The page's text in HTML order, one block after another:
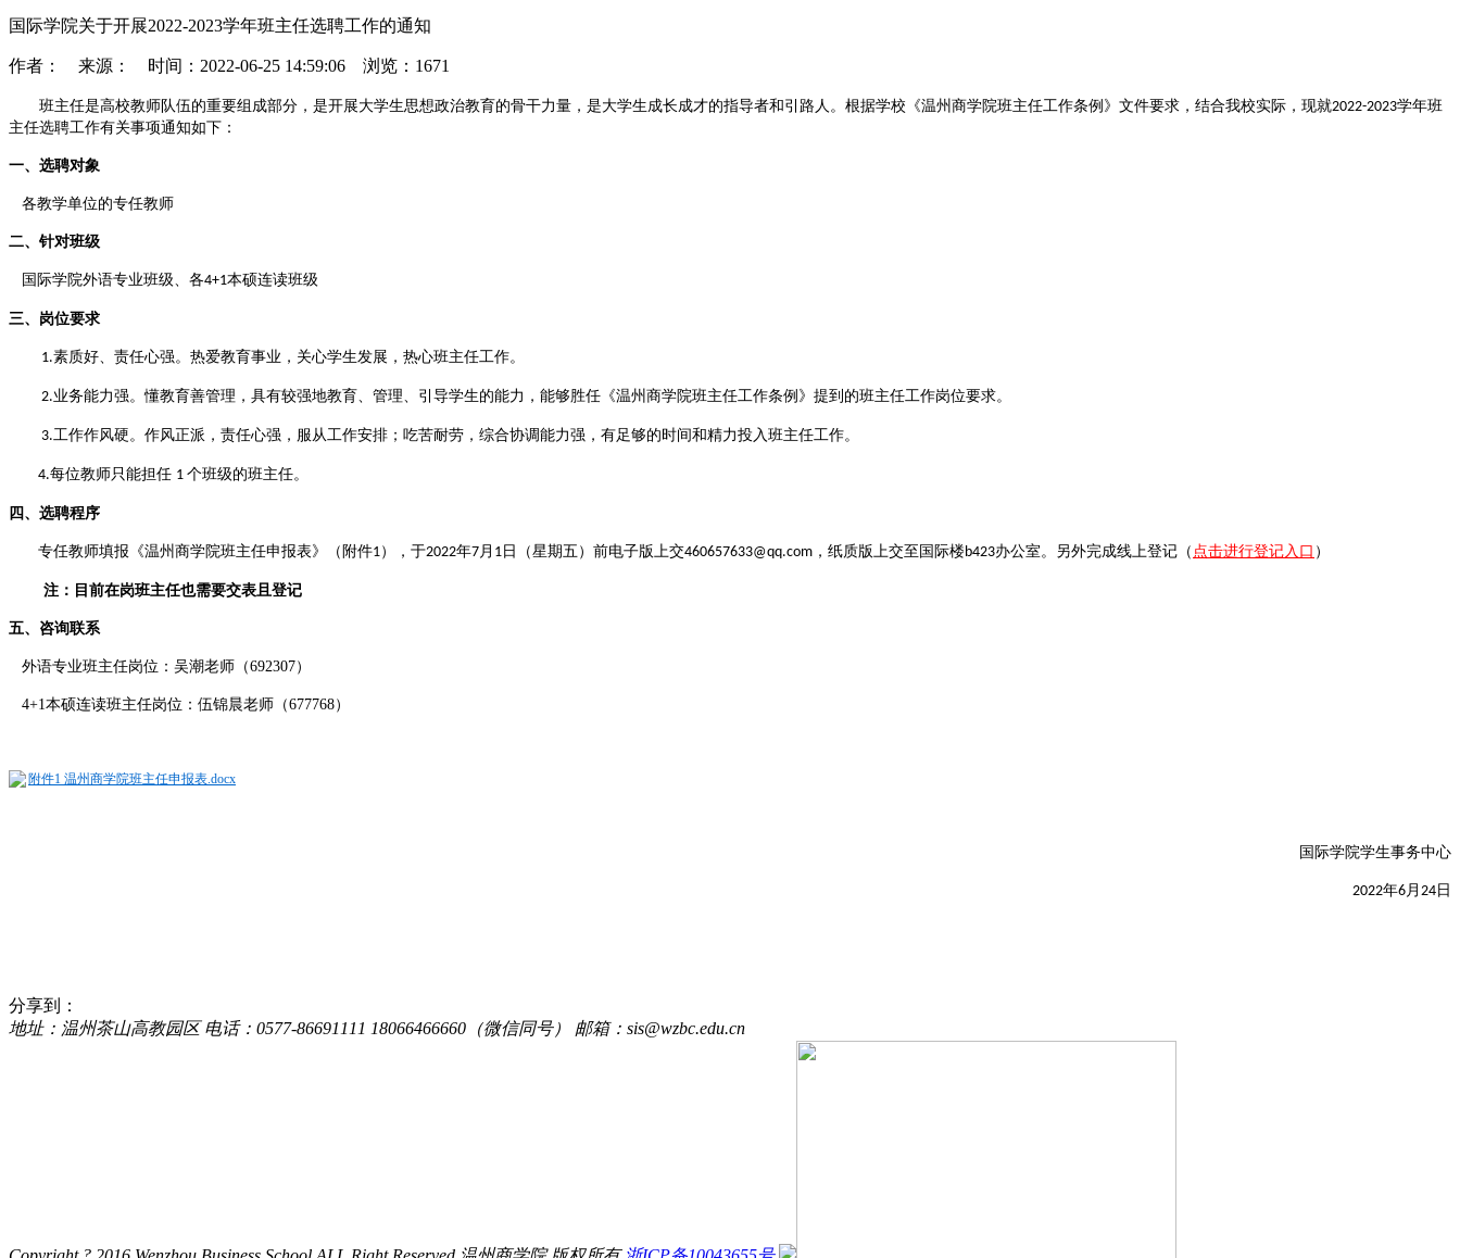
国际学院关于开展2022-2023学年班主任选聘工作的通知
作者： 来源： 时间：2022-06-25 14:59:06 浏览： 1671
班主任是高校教师队伍的重要组成部分，是开展大学生思想政治教育的骨干力量，是大学生成长成才的指导者和引路人。根据学校《温州商学院班主任工作条例》文件要求，结合我校实际，现就2022-2023学年班
主任选聘工作有关事项通知如下：
一、选聘对象
各教学单位的专任教师
二、针对班级
国际学院外语专业班级、各4+1本硕连读班级
三、 岗位要求
1.素质好、责任心强。热爱教育事业，关心学生发展，热心班主任工作。
2.业务能力强。懂教育善管理，具有较强地教育、管理、引导学生的能力，能够胜任《温州商学院班主任工作条例》提到的班主任工作岗位要求。
3.工作作风硬。作风正派，责任心强，服从工作安排；吃苦耐劳，综合协调能力强，有足够的时间和精力投入班主任工作。
4.每位教师只能担任 1 个班级的班主任。
四、选聘程序
专任教师填报《温州商学院班主任申报表》（附件1） ，于2022年7月 1 日（星期五）前电子版上交460657633@qq.com ，纸质版上交至国际楼b423办公室。另外完成线上登记（ 点击进行登记入口 ）
注：目前在岗班主任也需要交表且登记
五、咨询联系
外语专业班主任岗位：吴潮老师（692307）
4+1本硕连读班主任岗位：伍锦晨老师（677768）
附件1 温州商学院班主任申报表.docx
国际学院学生事务中心
2022年6月 24 日
分享到：
地址：温州茶山高教园区 电话：0577-86691111 18066466660（微信同号） 邮箱：sis@wzbc.edu.cn